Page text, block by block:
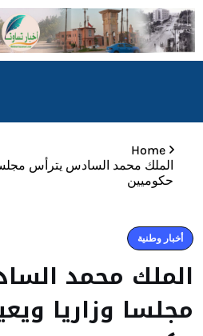
Home
الملك محمد السادس يترأس
حكوميين
أخبار وطنية
الملك محمد
مجلسا وزاريا